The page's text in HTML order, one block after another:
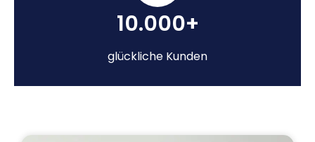
10.000+
glückliche Kunden